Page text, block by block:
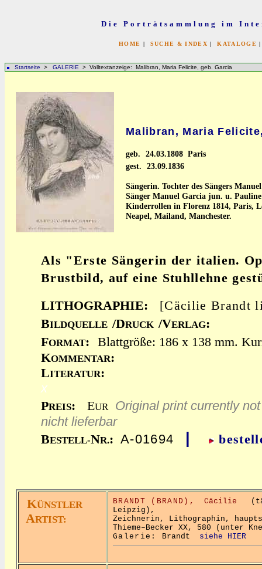
Die Porträtsammlung im
HOME | SUCHE & INDEX |KATALOGE
Startseite > GALERIE > Volltextanzeige: Malibran, Maria Felicite, geb. Garcia
Malibran, Maria
geb.
24.03.1808 Paris
gest.
23.09.1836
Sängerin. Tochter des Sängers
Sänger Manuel Garcia jun. u.
Kinderrollen in Florenz 1814, Paris,
Neapel, Mailand, Manchester.
Als "Erste Sängerin der italien.
Brustbild, auf eine Stuhllehne
LITHOGRAPHIE:
[Cäcilie Brandt
BILDQUELLE /DRUCK /VERLAG:
FORMAT:
Blattgröße: 186 x 138 mm.
KOMMENTAR:
LITERATUR:
x
PREIS: EUR
Original print currently
nicht lieferbar
BESTELL-NR.: A-01694 |
KÜNSTLER
ARTIST:
BRANDT (BRAND), Cäcilie
Leipzig),
Zeichnerin, Lithographin,
Thieme–Becker XX, 580 (unter
Galerie: Brandt siehe HIER